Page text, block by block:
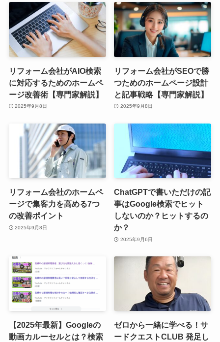
リフォーム会社がAIO検索
に対応するためのホームペ
ージ改善術【専門家解説】
2025年9月8日
リフォーム会社がSEOで勝
つためのホームページ設計
と記事戦略【専門家解説】
2025年9月8日
リフォーム会社のホームペ
ージで集客力を高める7つ
の改善ポイント
2025年9月8日
ChatGPTで書いただけの記
事はGoogle検索でヒット
しないのか？ヒットするの
か？
2025年9月6日
【2025年最新】Googleの
動画カルーセルとは？検索
ゼロから一緒に学べる！サ
ードクエストCLUB 発足し